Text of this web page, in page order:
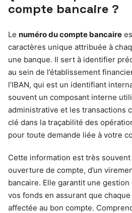
compte bancaire ?
Le numéro du compte bancaire
caractères unique attribuée à
une banque. Il sert à identifier
au sein de l’établissement
l’IBAN, qui est un identifiant
souvent un composant interne
administrative et les transactions
clé dans la traçabilité des
pour toute demande liée à votre
Cette information est très souvent
ouverture de compte, d’un
bancaire. Elle garantit une
vos fonds en assurant que
affectée au bon compte.